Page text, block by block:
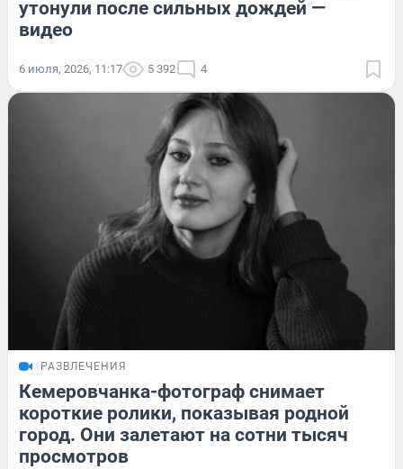
утонули после сильных дождей —
видео
6 июля, 2026, 11:17 5 392 4
РАЗВЛЕЧЕНИЯ
Кемеровчанка-фотограф снимает
короткие ролики, показывая родной
город. Они залетают на сотни тысяч
просмотров